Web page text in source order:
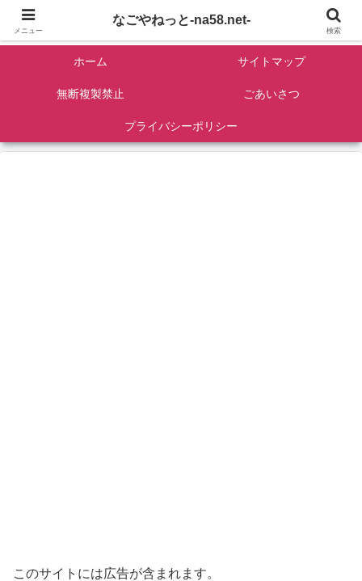
名古屋を中心に全国観光名所紹介/バンコンDIY/ゴロマル・よっちゃん夫婦のド
ホーム サイトマップ
無断複製禁止 ごあいさつ
プライバシーポリシー
このサイトには広告が含まれます。
メニュー
なごやねっと-na58.net-
検索